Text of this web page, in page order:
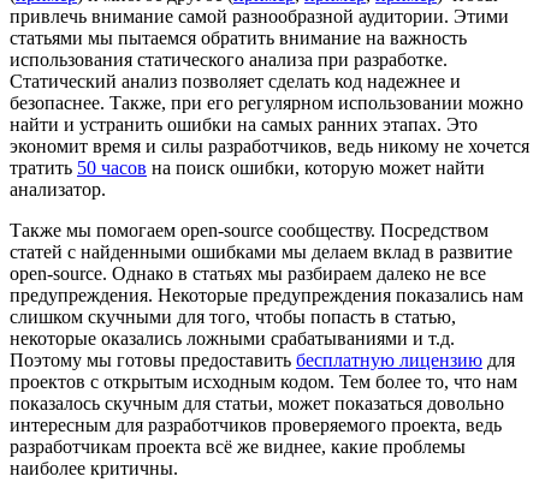
привлечь внимание самой разнообразной аудитории. Этими
статьями мы пытаемся обратить внимание на важность
использования статического анализа при разработке.
Статический анализ позволяет сделать код надежнее и
безопаснее. Также, при его регулярном использовании можно
найти и устранить ошибки на самых ранних этапах. Это
экономит время и силы разработчиков, ведь никому не хочется
тратить 50 часов на поиск ошибки, которую может найти
анализатор.
Также мы помогаем open-source сообществу. Посредством
статей с найденными ошибками мы делаем вклад в развитие
open-source. Однако в статьях мы разбираем далеко не все
предупреждения. Некоторые предупреждения показались нам
слишком скучными для того, чтобы попасть в статью,
некоторые оказались ложными срабатываниями и т.д.
Поэтому мы готовы предоставить бесплатную лицензию для
проектов с открытым исходным кодом. Тем более то, что нам
показалось скучным для статьи, может показаться довольно
интересным для разработчиков проверяемого проекта, ведь
разработчикам проекта всё же виднее, какие проблемы
наиболее критичны.